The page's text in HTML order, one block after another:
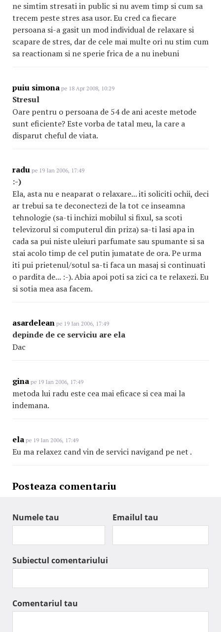
ne simtim stresati in public si nu avem timp si cum sa
trecem peste stres asa usor. Eu cred ca fiecare
persoana si-a gasit un mod individual de relaxare si
scapare de stres, dar de cele mai multe ori nu stim cum
sa reactionam si ne sperie frica de a nu inebuni
puiu simona pe 18 Apr 2008, 10:29
Stresul
Oare pentru o persoana de 54 de ani aceste metode
sunt eficiente? Este vorba de tatal meu, la care a
disparut cheful de viata.
radu pe 19 Ian 2006, 17:49
:-)
Ela, asta nu e neaparat o relaxare... iti soliciti ochii, deci
ar trebui sa te deconectezi de la tot ce inseamna
tehnologie (sa-ti inchizi mobilul si fixul, sa scoti
televizorul si computerul din priza) sa-ti lasi apa in
cada sa pui niste uleiuri parfumate sau spumante si sa
stai acolo timp de cel putin jumatate de ora. Pe urma
iti pui prietenul/sotul sa-ti faca un masaj si continuati
o pardita de... :-). Abia apoi poti sa zici ca te relaxezi. Eu
si sotia mea asa facem.
asardelean pe 19 Ian 2006, 17:49
depinde de ce serviciu are ela
Dac
gina pe 19 Ian 2006, 17:49
metoda lui radu este cea mai eficace si cea mai la
indemana.
ela pe 19 Ian 2006, 17:49
Eu ma relaxez cand vin de servici navigand pe net .
Posteaza comentariu
Numele tau Emailul tau
Subiectul comentariului
Comentariul tau